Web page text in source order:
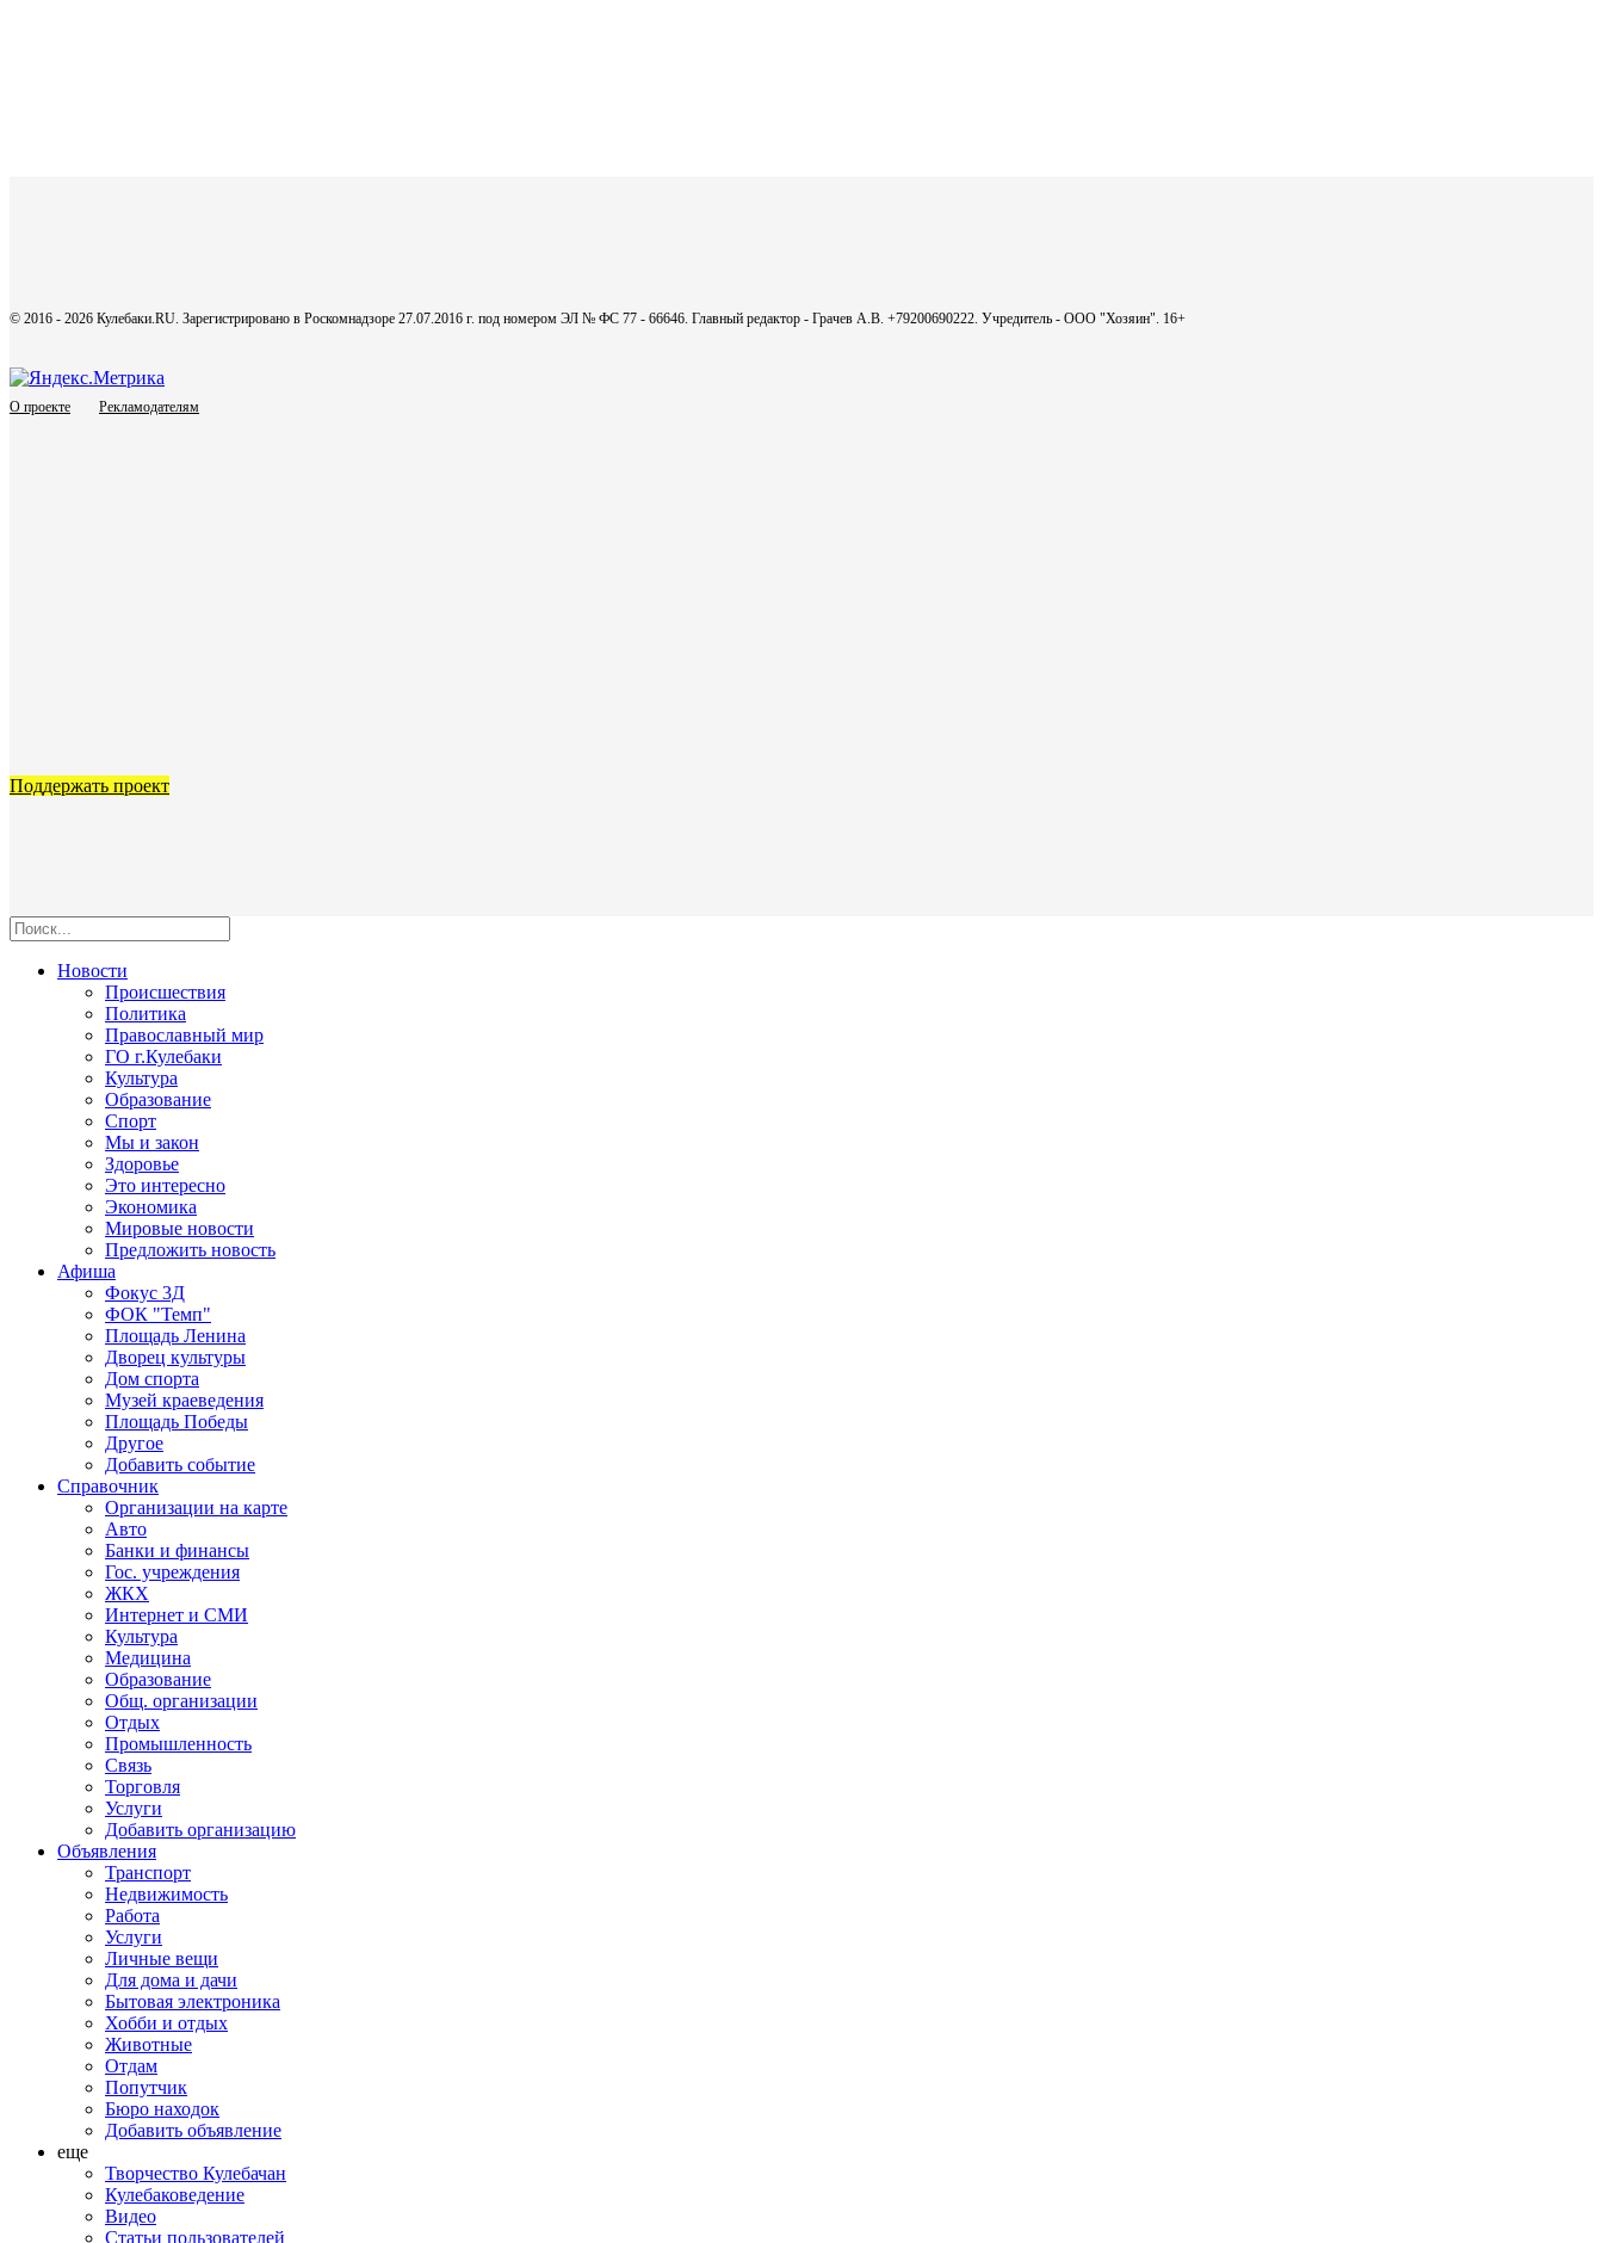
© 2016 - 2026 Кулебаки.RU. Зарегистрировано в Роскомнадзоре 27.07.2016 г. под номером ЭЛ № ФС 77 - 66646. Главный редактор - Грачев А.В. +79200690222. Учредитель - ООО "Хозяин". 16+
О проекте Рекламодателям
Поддержать проект
Новости
Происшествия
Политика
Православный мир
ГО г.Кулебаки
Культура
Образование
Спорт
Мы и закон
Здоровье
Это интересно
Экономика
Мировые новости
Предложить новость
Афиша
Фокус 3Д
ФОК "Темп"
Площадь Ленина
Дворец культуры
Дом спорта
Музей краеведения
Площадь Победы
Другое
Добавить событие
Справочник
Организации на карте
Авто
Банки и финансы
Гос. учреждения
ЖКХ
Интернет и СМИ
Культура
Медицина
Образование
Общ. организации
Отдых
Промышленность
Связь
Торговля
Услуги
Добавить организацию
Объявления
Транспорт
Недвижимость
Работа
Услуги
Личные вещи
Для дома и дачи
Бытовая электроника
Хобби и отдых
Животные
Отдам
Попутчик
Бюро находок
Добавить объявление
еще
Творчество Кулебачан
Кулебаковедение
Видео
Статьи пользователей